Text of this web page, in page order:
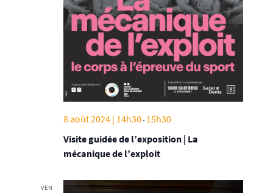
Visite guidée de l’exposition | La
mécanique de l’exploit
8 août 2024 | 14h30- 15h30
VEN